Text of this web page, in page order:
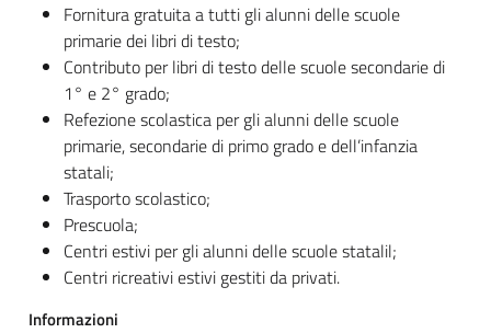
Fornitura gratuita a tutti gli alunni delle scuole
primarie dei libri di testo;
Contributo per libri di testo delle scuole secondarie di
1° e 2° grado;
Refezione scolastica per gli alunni delle scuole
primarie, secondarie di primo grado e dell’infanzia
statali;
Trasporto scolastico;
Prescuola;
Centri estivi per gli alunni delle scuole statalil;
Centri ricreativi estivi gestiti da privati.
Informazioni